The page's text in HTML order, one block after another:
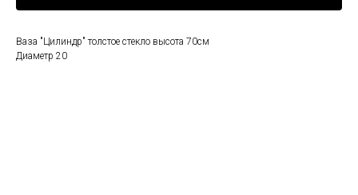
Ваза "Цилиндр" толстое стекло высота 70см
Диаметр 20